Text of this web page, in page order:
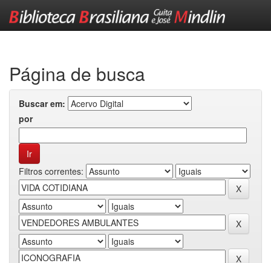
Página de busca
Buscar em:
por
Filtros correntes: